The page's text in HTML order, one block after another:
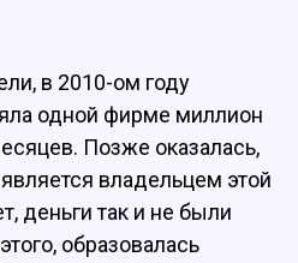
в 2010-ом году
одной фирме миллион
Позже оказалась,
владельцем этой
деньги так и не были
образовалась